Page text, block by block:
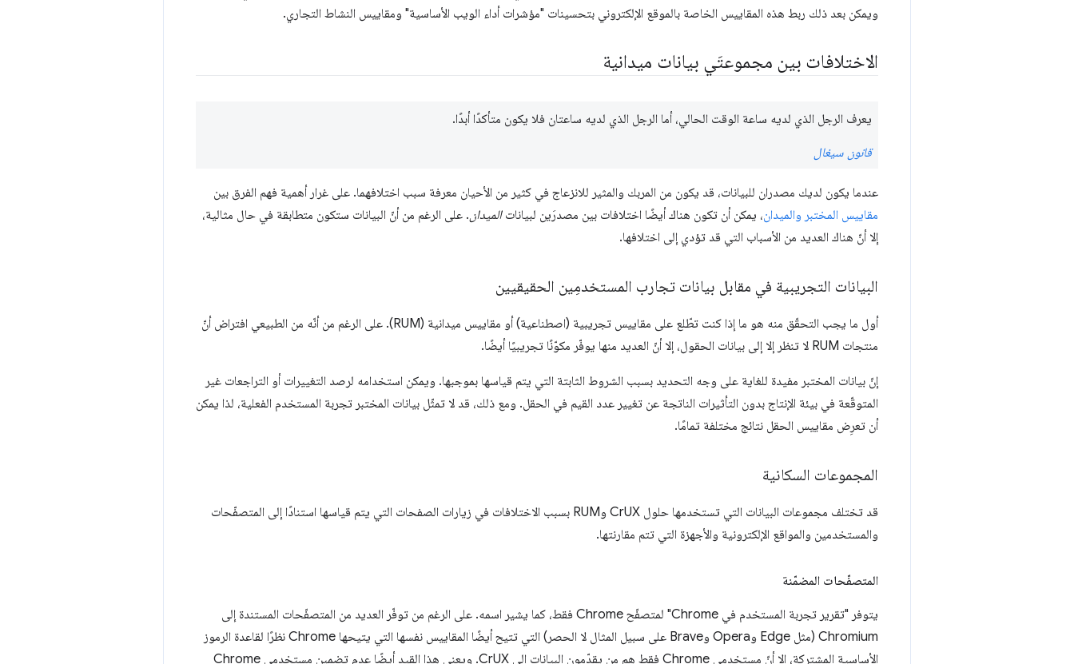
ويمكن بعد ذلك ربط هذه المقاييس الخاصة بالموقع الإلكتروني بتحسينات "مؤشرات أداء الويب الأساسية" ومقاييس النشاط التجاري.
الاختلافات بين مجموعتَي بيانات ميدانية
يعرف الرجل الذي لديه ساعة الوقت الحالي، أما الرجل الذي لديه ساعتان فلا يكون متأكدًا أبدًا.
قانون سيغال
عندما يكون لديك مصدران للبيانات، قد يكون من المربك والمثير للانزعاج في كثير من الأحيان معرفة سبب اختلافهما. على غرار أهمية فهم الفرق بين
مقاييس المختبر والميدان، يمكن أن تكون هناك أيضًا اختلافات بين مصدرَين لبياناتالميدان. على الرغم من أنّ البيانات ستكون متطابقة في حال مثالية،
إلا أنّ هناك العديد من الأسباب التي قد تؤدي إلى اختلافها.
البيانات التجريبية في مقابل بيانات تجارب المستخدمِين الحقيقيين
أول ما يجب التحقّق منه هو ما إذا كنت تطّلع على مقاييس تجريبية (اصطناعية) أو مقاييس ميدانية (RUM). على الرغم من أنّه من الطبيعي افتراض أنّ
منتجات RUM لا تنظر إلا إلى بيانات الحقول، إلا أنّ العديد منها يوفّر مكوّنًا تجريبيًا أيضًا.
إنّ بيانات المختبر مفيدة للغاية على وجه التحديد بسبب الشروط الثابتة التي يتم قياسها بموجبها. ويمكن استخدامه لرصد التغييرات أو التراجعات غير
المتوقّعة في بيئة الإنتاج بدون التأثيرات الناتجة عن تغيير عدد القيم في الحقل. ومع ذلك، قد لا تمثّل بيانات المختبر تجربة المستخدم الفعلية، لذا يمكن
أن تعرِض مقاييس الحقل نتائج مختلفة تمامًا.
المجموعات السكانية
قد تختلف مجموعات البيانات التي تستخدمها حلول CrUX وRUM بسبب الاختلافات في زيارات الصفحات التي يتم قياسها استنادًا إلى المتصفّحات
والمستخدمين والمواقع الإلكترونية والأجهزة التي تتم مقارنتها.
المتصفّحات المضمّنة
يتوفر "تقرير تجربة المستخدم في Chrome" لمتصفّح Chrome فقط، كما يشير اسمه. على الرغم من توفّر العديد من المتصفّحات المستندة إلى
Chromium (مثل Edge وOpera وBrave على سبيل المثال لا الحصر) التي تتيح أيضًا المقاييس نفسها التي يتيحها Chrome نظرًا لقاعدة الرموز
الأساسية المشتركة، إلا أنّ مستخدمي Chrome فقط هم من يقدّمون البيانات إلى CrUX. ويعني هذا القيد أيضًا عدم تضمين مستخدمي Chrome